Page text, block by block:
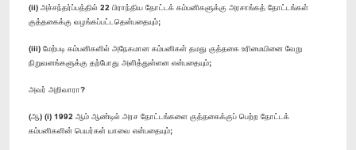
(ii) அச்சந்தர்ப்பத்தில் 22 பிராந்திய தோட்டக் கம்பனிகளுக்கு அரசாங்கத் தோட்டங்கள்
குத்தகைக்கு வழங்கப்பட்டதென்பதையும்;
(iii) மேற்படி கம்பனிகளில் அநேகமான கம்பனிகள் தமது குத்தகை உரிமையினை வேறு
நிறுவனங்களுக்கு தற்போது அளித்துள்ளன என்பதையும்;
அவர் அறிவாரா?
(ஆ) (i) 1992 ஆம் ஆண்டில் அரச தோட்டங்களை குத்தகைக்குப் பெற்ற தோட்டக்
கம்பனிகளின் பெயர்கள் யாவை என்பதையும்;